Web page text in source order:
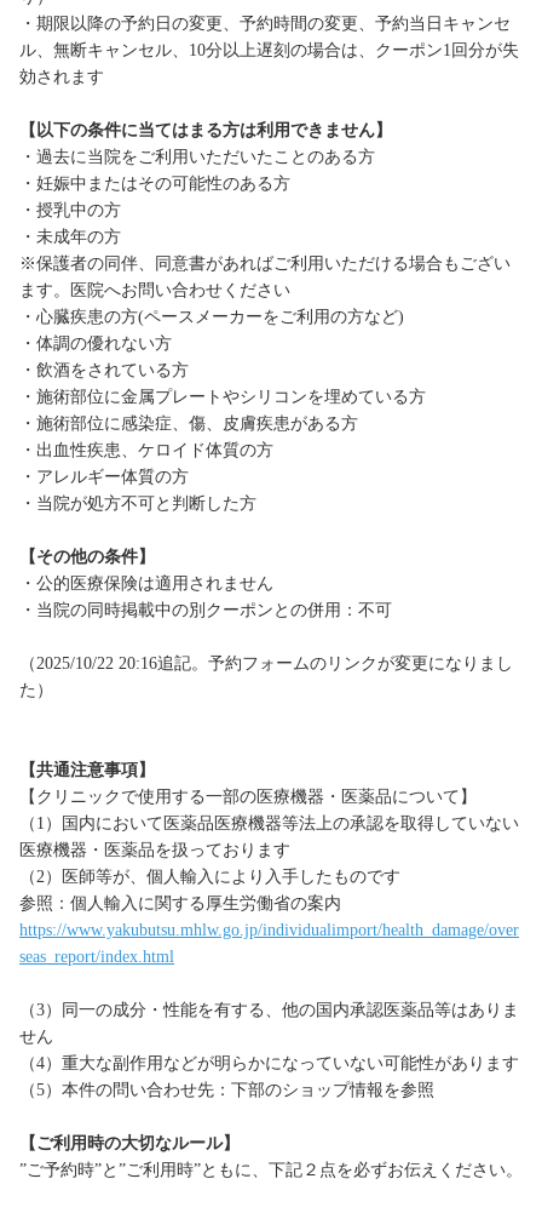
・期限以降の予約日の変更、予約時間の変更、予約当日キャンセ
ル、無断キャンセル、10分以上遅刻の場合は、クーポン1回分が失
効されます
【以下の条件に当てはまる方は利用できません】
・過去に当院をご利用いただいたことのある方
・妊娠中またはその可能性のある方
・授乳中の方
・未成年の方
※保護者の同伴、同意書があればご利用いただける場合もござい
ます。医院へお問い合わせください
・心臓疾患の方(ペースメーカーをご利用の方など)
・体調の優れない方
・飲酒をされている方
・施術部位に金属プレートやシリコンを埋めている方
・施術部位に感染症、傷、皮膚疾患がある方
・出血性疾患、ケロイド体質の方
・アレルギー体質の方
・当院が処方不可と判断した方
【その他の条件】
・公的医療保険は適用されません
・当院の同時掲載中の別クーポンとの併用：不可
（2025/10/22 20:16追記。予約フォームのリンクが変更になりまし
た）
【共通注意事項】
【クリニックで使用する一部の医療機器・医薬品について】
（1）国内において医薬品医療機器等法上の承認を取得していない
医療機器・医薬品を扱っております
（2）医師等が、個人輸入により入手したものです
参照：個人輸入に関する厚生労働省の案内
https://www.yakubutsu.mhlw.go.jp/individualimport/health_damage/over
seas_report/index.html
（3）同一の成分・性能を有する、他の国内承認医薬品等はありま
せん
（4）重大な副作用などが明らかになっていない可能性があります
（5）本件の問い合わせ先：下部のショップ情報を参照
【ご利用時の大切なルール】
”ご予約時”と”ご利用時”ともに、下記２点を必ずお伝えください。